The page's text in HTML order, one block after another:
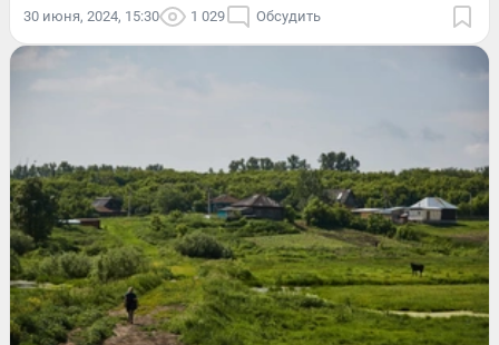
30 июня, 2024, 15:30 1 029 Обсудить